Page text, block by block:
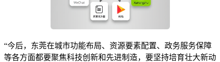
“今后，东莞在城市功能布局、资源要素配置、政务服务保障
等各方面都要聚焦科技创新和先进制造，要坚持培育壮大新动